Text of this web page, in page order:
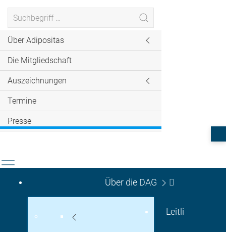
Über Adipositas
Die Mitgliedschaft
Auszeichnungen
Termine
Presse
Über die DAG
Leitli